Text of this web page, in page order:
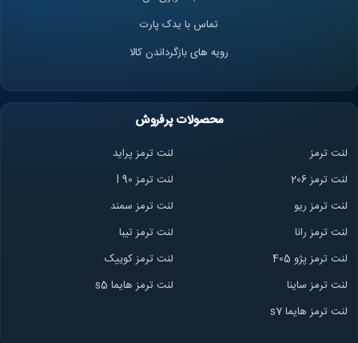
تماس با یدک پارت
رویه های بازگرداندن کالا
محصولات پرفروش
لنت ترمز
لنت ترمز پراید
لنت ترمز 206
لنت ترمز l 90
لنت ترمز ریو
لنت ترمز سمند
لنت ترمز رانا
لنت ترمز تیبا
لنت ترمز پژو 405
لنت ترمز کوییک
لنت ترمز ساینا
لنت ترمز هایما s5
لنت ترمز هایما s7